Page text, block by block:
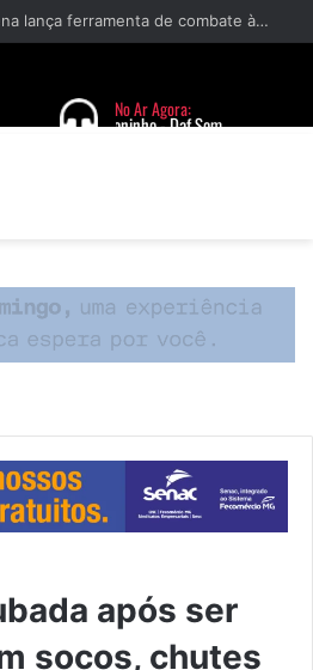
Prefeitura de Barbacena lança ferramenta de combate à violência contra a mulher
após ser
socos, chutes